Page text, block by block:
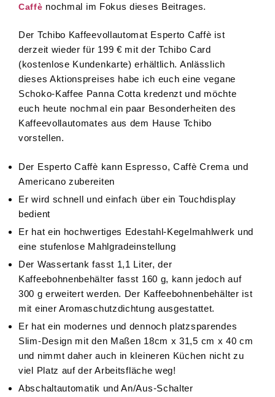
Caffè nochmal im Fokus dieses Beitrages.
Der Tchibo Kaffeevollautomat Esperto Caffè ist
derzeit wieder für 199 € mit der Tchibo Card
(kostenlose Kundenkarte) erhältlich. Anlässlich
dieses Aktionspreises habe ich euch eine vegane
Schoko-Kaffee Panna Cotta kredenzt und möchte
euch heute nochmal ein paar Besonderheiten des
Kaffeevollautomates aus dem Hause Tchibo
vorstellen.
Der Esperto Caffè kann Espresso, Caffè Crema und
Americano zubereiten
Er wird schnell und einfach über ein Touchdisplay
bedient
Er hat ein hochwertiges Edestahl-Kegelmahlwerk und
eine stufenlose Mahlgradeinstellung
Der Wassertank fasst 1,1 Liter, der
Kaffeebohnenbehälter fasst 160 g, kann jedoch auf
300 g erweitert werden. Der Kaffeebohnenbehälter ist
mit einer Aromaschutzdichtung ausgestattet.
Er hat ein modernes und dennoch platzsparendes
Slim-Design mit den Maßen 18cm x 31,5 cm x 40 cm
und nimmt daher auch in kleineren Küchen nicht zu
viel Platz auf der Arbeitsfläche weg!
Abschaltautomatik und An/Aus-Schalter